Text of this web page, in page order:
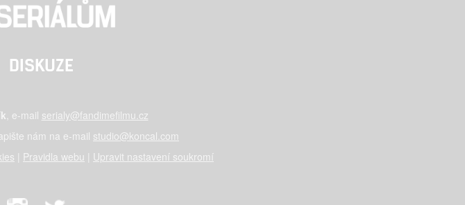
DISKUZE
, e-mail serialy@fandimefilmu.cz
nám na e-mail studio@koncal.com
Pravidla webu Upravit nastavení soukromí